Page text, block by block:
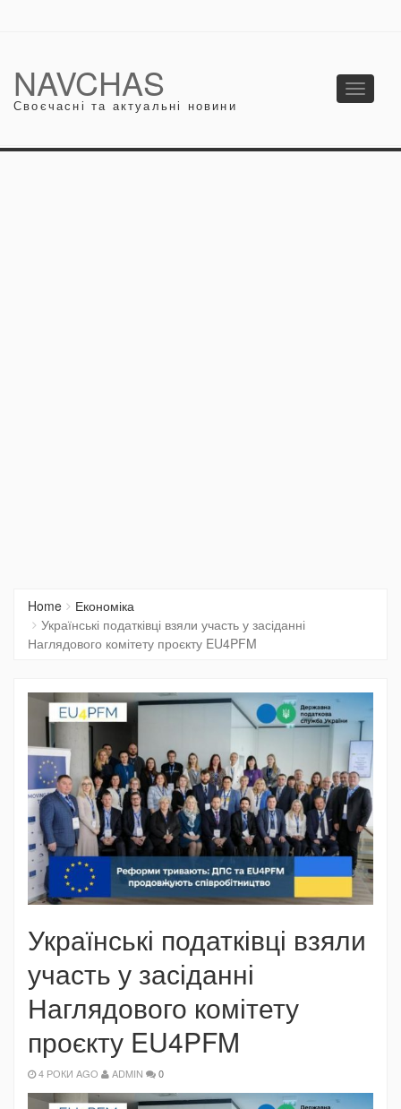
NAVCHAS
Своєчасні та актуальні новини
Toggle
Home
Економіка
Українські податківці взяли участь у засіданні
Наглядового комітету проєкту EU4PFM
Українські податківці взяли
участь у засіданні
Наглядового комітету
проєкту EU4PFM
4 РОКИ AGO ADMIN 0